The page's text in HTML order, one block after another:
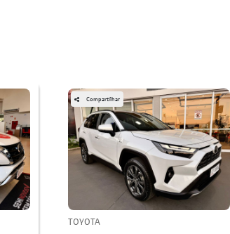
Compartilhar
TOYOTA